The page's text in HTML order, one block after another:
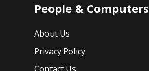
People & Computers
About Us
Privacy Policy